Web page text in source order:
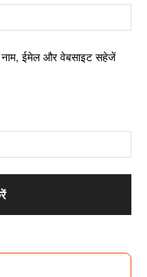
नाम, ईमेल और वेबसाइट सहेजें